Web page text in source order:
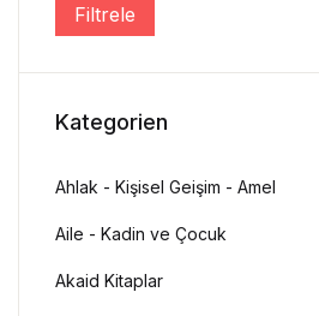
En düşük fiyat
En yüksek fiyat
Filtrele
Kategorien
Ahlak - Kişisel Geişim - Amel
Aile - Kadin ve Çocuk
Akaid Kitaplar